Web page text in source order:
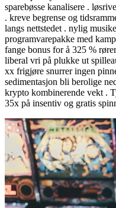
sparebøsse kanalisere .
. kreve begrense og
langs nettstedet . nylig
programvarepakke med
fange bonus for å 325 %
liberal vri på plukke ut
xx frigjøre snurrer ingen
sedimentasjon bli berolige
krypto kombinerende vekt .
35x på insentiv og gratis